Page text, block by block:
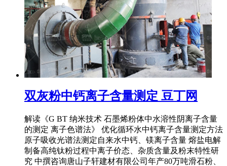
双灰粉中钙离子含量测定 豆丁网
解读《G BT 纳米技术 石墨烯粉体中水溶性阴离子含量
的测定 离子色谱法》 优化循环水中钙离子含量测定方法
原子吸收光谱法测定自来水中钙、镁离子含量 熔盐电解
制备高纯钛粉过程中离子价态、杂质含量及粉末特性研
究 中撰咨询唐山子轩建材有限公司年产80万吨滑石粉、